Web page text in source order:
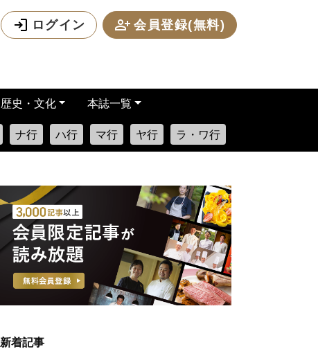
ログイン 会員登録(無料)
歴史・文化 本誌一覧
ナ行 ハ行 マ行 ヤ行 ラ・ワ行
新着記事